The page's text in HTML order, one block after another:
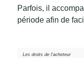
Parfois, il
période afin de
Les droits de l’acheteur